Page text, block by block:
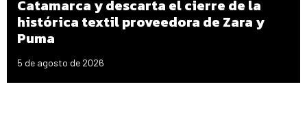
Catamarca y descarta el cierre de la
histórica textil proveedora de Zara y
Puma
5 de agosto de 2026